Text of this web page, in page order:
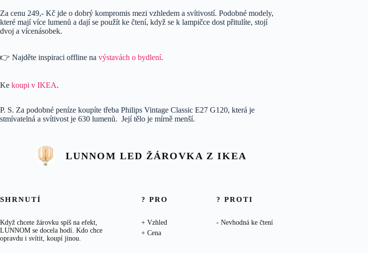
Za cenu 249,- Kč jde o dobrý kompromis mezi vzhledem a svítivostí. Podobné modely,
které mají více lumenů a dají se použít ke čtení, když se k lampičce dost přitulíte, stojí
dvoj a vícenásobek.
👉 Najděte inspiraci offline na výstavách o bydlení.
Ke koupi v IKEA.
P. S. Za podobné peníze koupíte třeba Philips Vintage Classic E27 G120, která je
stmívatelná a svítivost je 630 lumenů. Její tělo je mírně menší.
LUNNOM LED ŽÁROVKA Z IKEA
SHRNUTÍ
Když chcete žárovku spíš na efekt,
LUNNOM se docela hodí. Kdo chce
opravdu i svítit, koupí jinou.
? PRO
Vzhled
Cena
? PROTI
Nevhodná ke čtení